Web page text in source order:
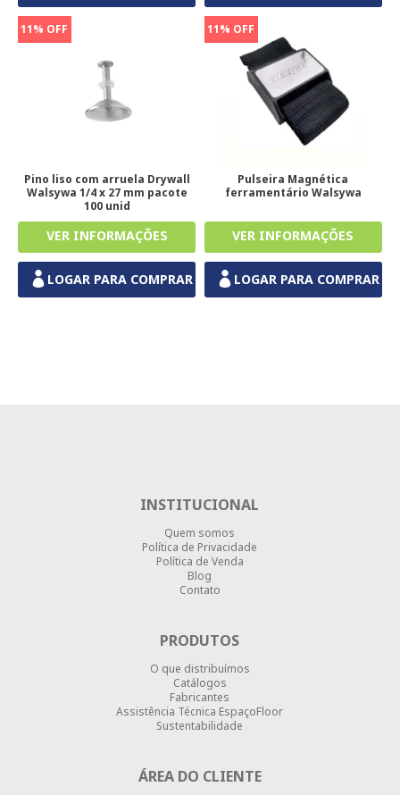
11% OFF
Pino liso com arruela Drywall
Walsywa 1/4 x 27 mm pacote
100 unid
LOGAR PARA COMPRAR
11% OFF
Pulseira Magnética
ferramentário Walsywa
LOGAR PARA COMPRAR
INSTITUCIONAL
Quem somos
Política de Privacidade
Política de Venda
Blog
Contato
PRODUTOS
O que distribuímos
Catálogos
Fabricantes
Assistência Técnica EspaçoFloor
Sustentabilidade
ÁREA DO CLIENTE